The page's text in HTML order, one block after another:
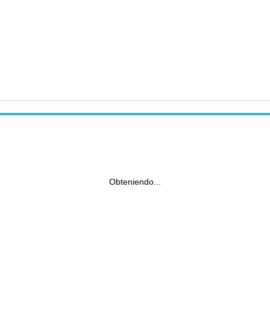
Obteniendo...